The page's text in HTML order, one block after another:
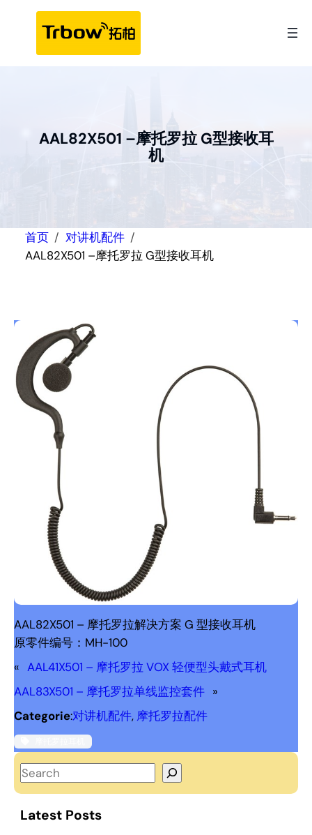
AAL82X501 –摩托罗拉 G型接收耳
机
首页
对讲机配件
AAL82X501 –摩托罗拉 G型接收耳机
AAL82X501 – 摩托罗拉解决方案 G 型接收耳机
原零件编号：MH-100
« AAL41X501 – 摩托罗拉 VOX 轻便型头戴式耳机
AAL83X501 – 摩托罗拉单线监控套件 »
Categorie:对讲机配件, 摩托罗拉配件
S
e
aLatest Posts